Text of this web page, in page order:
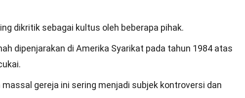
dikritik sebagai kultus oleh beberapa pihak.
dipenjarakan di Amerika Syarikat pada tahun 1984 atas
gereja ini sering menjadi subjek kontroversi dan